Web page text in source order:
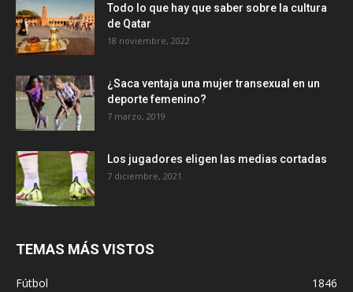
Todo lo que hay que saber sobre la cultura
de Qatar
18 noviembre, 2022
¿Saca ventaja una mujer transexual en un
deporte femenino?
7 marzo, 2019
Los jugadores eligen las medias cortadas
7 diciembre, 2021
TEMAS MÁS VISTOS
Fútbol 1846